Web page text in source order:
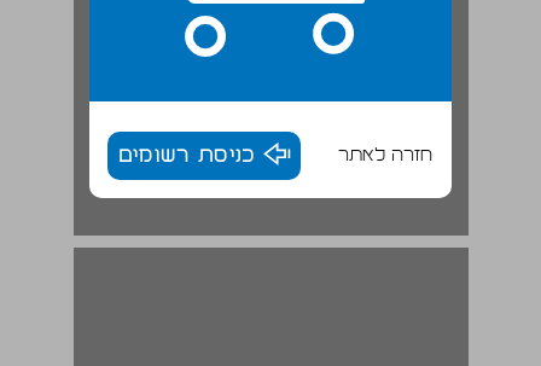
חזרה לאתר כניסת רשומים
לאופוזיציה לוחמת ובעלת מטרות מגובשות ... 28